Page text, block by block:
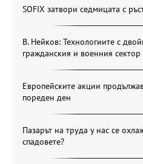
SOFIX затвори седмицата с
В. Нейков: Технологиите с
гражданския и военния сектор
Европейските акции
пореден ден
Пазарът на труда у нас се
спадовете?